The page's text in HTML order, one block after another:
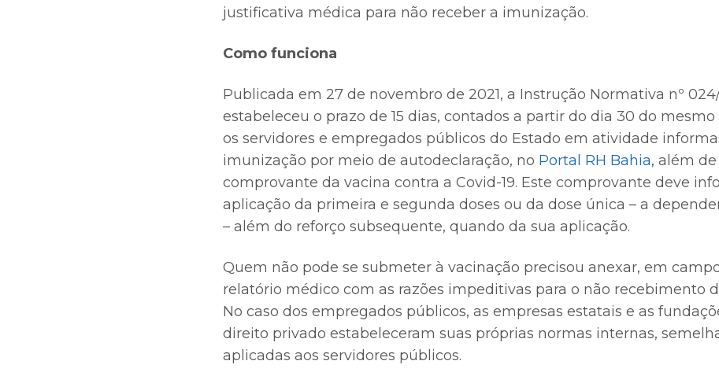
justificativa médica para não receber a imunização.
Como funciona
Publicada em 27 de novembro de 2021, a Instrução Normativa nº
estabeleceu o prazo de 15 dias, contados a partir do dia 30 do
os servidores e empregados públicos do Estado em atividade
imunização por meio de autodeclaração, no Portal RH Bahia, além
comprovante da vacina contra a Covid-19. Este comprovante deve
aplicação da primeira e segunda doses ou da dose única – a
– além do reforço subsequente, quando da sua aplicação.
Quem não pode se submeter à vacinação precisou anexar, em
relatório médico com as razões impeditivas para o não recebimento
No caso dos empregados públicos, as empresas estatais e as
direito privado estabeleceram suas próprias normas internas,
aplicadas aos servidores públicos.